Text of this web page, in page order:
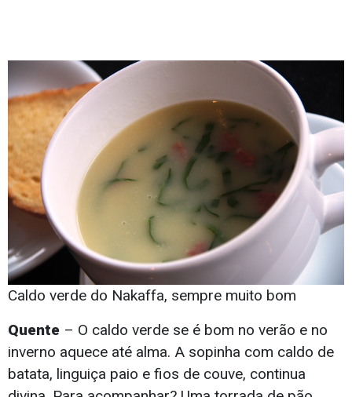
Caldo verde do Nakaffa, sempre muito bom
Quente – O caldo verde se é bom no verão e no
inverno aquece até alma. A sopinha com caldo de
batata, linguiça paio e fios de couve, continua